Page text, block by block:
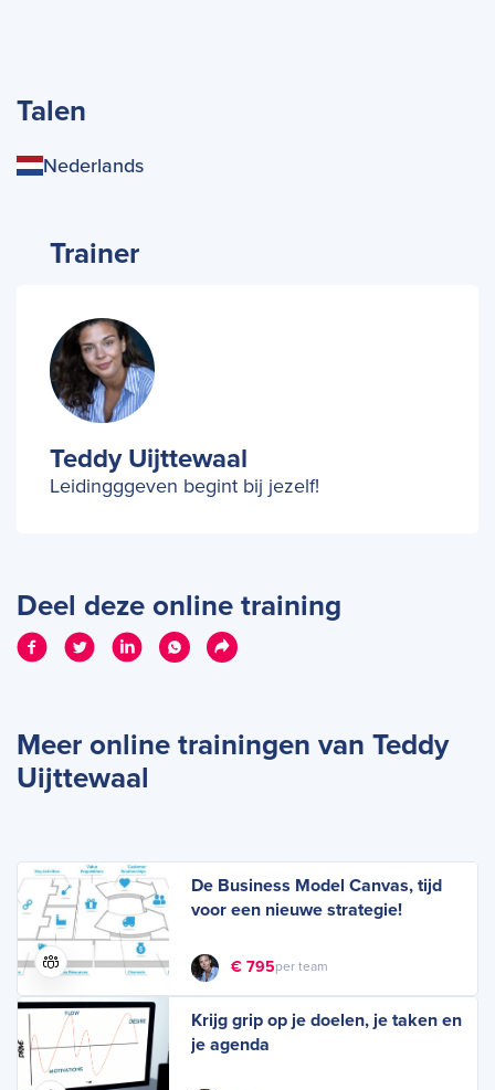
Talen
Nederlands
Trainer
Teddy Uijttewaal
Leidingggeven begint bij jezelf!
Deel deze online training
Meer online trainingen van Teddy
Uijttewaal
De Business Model Canvas, tijd
voor een nieuwe strategie!
€ 795per team
Krijg grip op je doelen, je taken en
je agenda